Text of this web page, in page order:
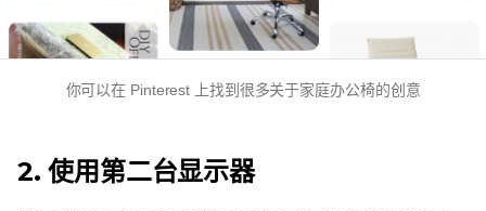
你可以在 Pinterest 上找到很多关于家庭办公椅的创意
2. 使用第二台显示器